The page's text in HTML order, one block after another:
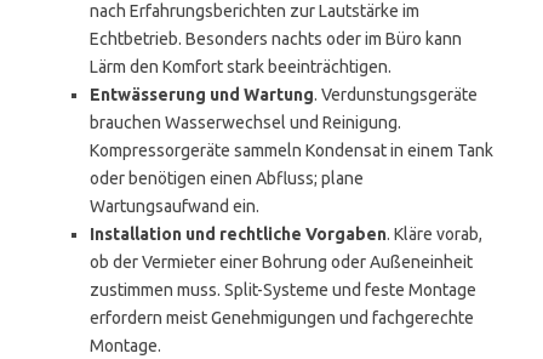
nach Erfahrungsberichten zur Lautstärke im
Echtbetrieb. Besonders nachts oder im Büro kann
Lärm den Komfort stark beeinträchtigen.
Entwässerung und Wartung. Verdunstungsgeräte
brauchen Wasserwechsel und Reinigung.
Kompressorgeräte sammeln Kondensat in einem Tank
oder benötigen einen Abfluss; plane
Wartungsaufwand ein.
Installation und rechtliche Vorgaben. Kläre vorab,
ob der Vermieter einer Bohrung oder Außeneinheit
zustimmen muss. Split-Systeme und feste Montage
erfordern meist Genehmigungen und fachgerechte
Montage.